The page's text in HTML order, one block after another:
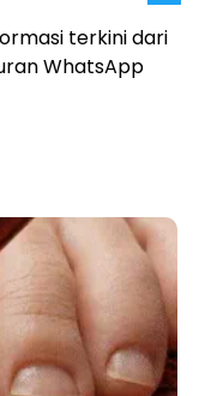
terkini dari
WhatsApp